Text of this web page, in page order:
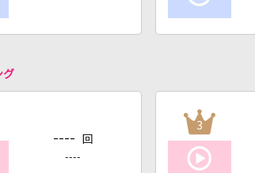
グ
---- 回
----
3